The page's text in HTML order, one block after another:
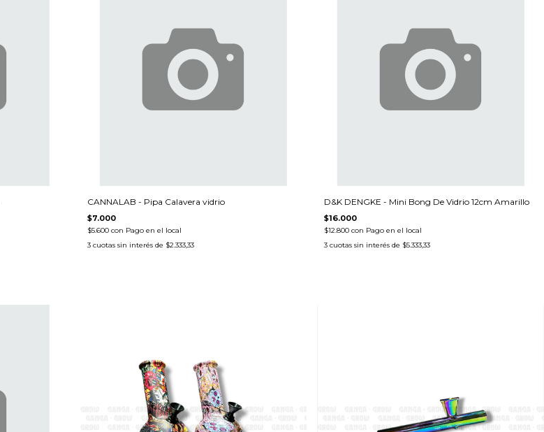
CANNALAB - Pipa Calavera vidrio
$7.000
$5.600 con Pago en el local
3 cuotas sin interés de $2.333,33
D&K DENGKE - Mini Bong De Vidrio 12cm Amarillo
$16.000
$12.800con Pago en el local
3 cuotas sin interés de $5.333,33